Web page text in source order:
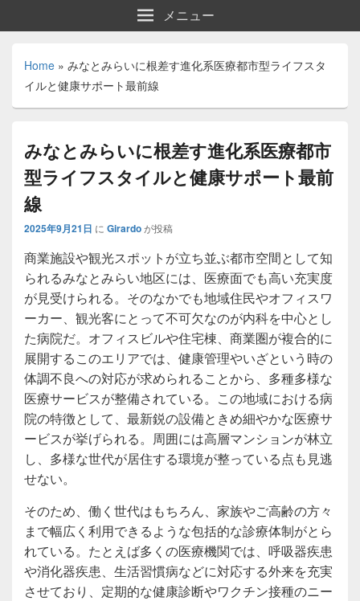
メニュー
Home » みなとみらいに根差す進化系医療都市型ライフスタ
イルと健康サポート最前線
みなとみらいに根差す進化系医療都市
型ライフスタイルと健康サポート最前
線
2025年9月21日 に Girardoが投稿
商業施設や観光スポットが立ち並ぶ都市空間として知
られるみなとみらい地区には、医療面でも高い充実度
が見受けられる。 そのなかでも地域住民やオフィスワ
ーカー、観光客にとって不可欠なのが内科を中心とし
た病院だ。オフィスビルや住宅棟、商業圏が複合的に
展開するこのエリアでは、健康管理やいざという時の
体調不良への対応が求められることから、多種多様な
医療サービスが整備されている。この地域における病
院の特徴として、最新鋭の設備ときめ細やかな医療サ
ービスが挙げられる。周囲には高層マンションが林立
し、多様な世代が居住する環境が整っている点も見逃
せない。
そのため、働く世代はもちろん、家族やご高齢の方々
まで幅広く利用できるような包括的な診療体制がとら
れている。たとえば多くの医療機関では、呼吸器疾患
や消化器疾患、生活習慣病などに対応する外来を充実
させており、定期的な健康診断やワクチン接種のニー